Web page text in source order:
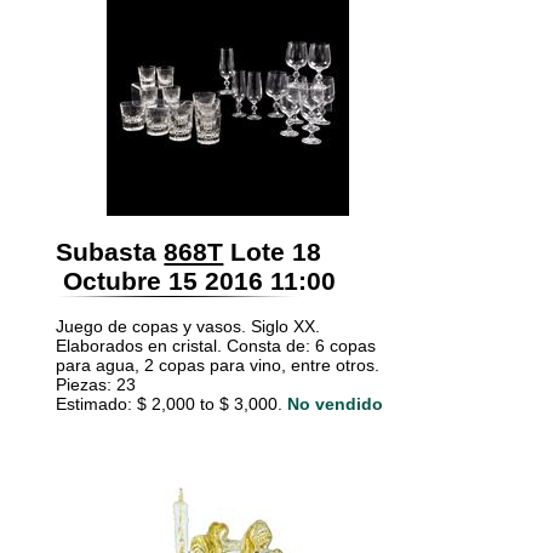
Subasta 868T Lote 18
Octubre 15 2016 11:00
Juego de copas y vasos. Siglo XX.
Elaborados en cristal. Consta de: 6 copas
para agua, 2 copas para vino, entre otros.
Piezas: 23
Estimado: $ 2,000 to $ 3,000. No vendido